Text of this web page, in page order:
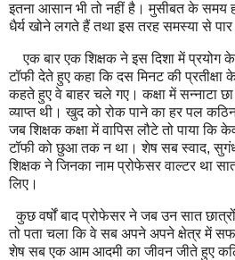
इतना आसान भी तो नहीं है। मुसीबत के समय
धैर्य खोने लगते हैं तथा इस तरह समस्या से पार
एक बार एक शिक्षक ने इस दिशा में प्रयोग के
टॉफी देते हुए कहा कि दस मिनट की
कहते हुए वे बाहर चले गए। कक्षा में सन्नाटा
व्याप्त थी। खुद को रोक पाने का हर पल
जब शिक्षक कक्षा में वापिस लौटे तो पाया कि
टॉफी को छुआ तक न था। शेष सब स्वाद,
शिक्षक ने जिनका नाम प्रोफेसर वाल्टर था
लिए।
कुछ वर्षों बाद प्रोफेसर ने जब उन सात
तो पता चला कि वे सब अपने अपने क्षेत्र में
शेष सब एक आम आदमी का जीवन जीते हुए